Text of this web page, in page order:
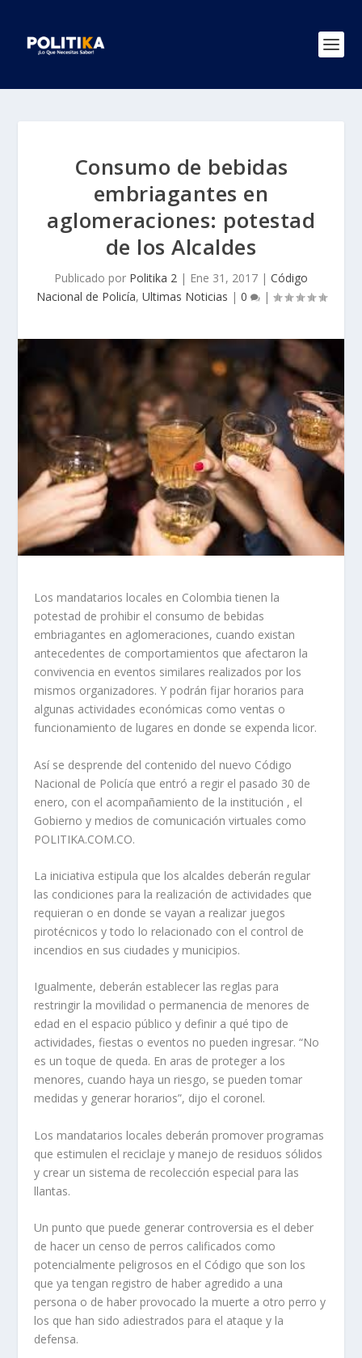
Consumo de bebidas
embriagantes en
aglomeraciones: potestad
de los Alcaldes
Publicado por Politika 2 | Ene 31, 2017 | Código
Nacional de Policía, Ultimas Noticias | 0 |
Los mandatarios locales en Colombia tienen la
potestad de prohibir el consumo de bebidas
embriagantes en aglomeraciones, cuando existan
antecedentes de comportamientos que afectaron la
convivencia en eventos similares realizados por los
mismos organizadores. Y podrán fijar horarios para
algunas actividades económicas como ventas o
funcionamiento de lugares en donde se expenda licor.
Así se desprende del contenido del nuevo Código
Nacional de Policía que entró a regir el pasado 30 de
enero, con el acompañamiento de la institución , el
Gobierno y medios de comunicación virtuales como
POLITIKA.COM.CO.
La iniciativa estipula que los alcaldes deberán regular
las condiciones para la realización de actividades que
requieran o en donde se vayan a realizar juegos
pirotécnicos y todo lo relacionado con el control de
incendios en sus ciudades y municipios.
Igualmente, deberán establecer las reglas para
restringir la movilidad o permanencia de menores de
edad en el espacio público y definir a qué tipo de
actividades, fiestas o eventos no pueden ingresar. “No
es un toque de queda. En aras de proteger a los
menores, cuando haya un riesgo, se pueden tomar
medidas y generar horarios”, dijo el coronel.
Los mandatarios locales deberán promover programas
que estimulen el reciclaje y manejo de residuos sólidos
y crear un sistema de recolección especial para las
llantas.
Un punto que puede generar controversia es el deber
de hacer un censo de perros calificados como
potencialmente peligrosos en el Código que son los
que ya tengan registro de haber agredido a una
persona o de haber provocado la muerte a otro perro y
los que han sido adiestrados para el ataque y la
defensa.